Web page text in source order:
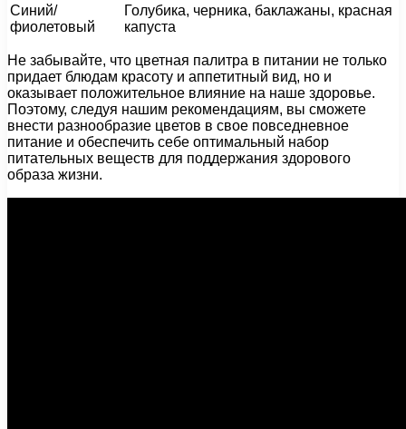
Синий/
фиолетовый
Голубика, черника, баклажаны, красная
капуста
Не забывайте, что цветная палитра в питании не только
придает блюдам красоту и аппетитный вид, но и
оказывает положительное влияние на наше здоровье.
Поэтому, следуя нашим рекомендациям, вы сможете
внести разнообразие цветов в свое повседневное
питание и обеспечить себе оптимальный набор
питательных веществ для поддержания здорового
образа жизни.